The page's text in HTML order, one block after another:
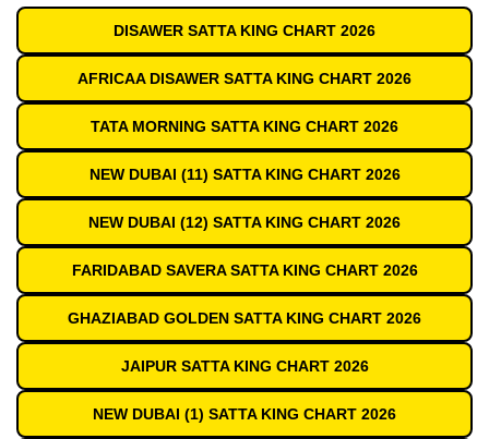
DISAWER SATTA KING CHART 2026
AFRICAA DISAWER SATTA KING CHART 2026
TATA MORNING SATTA KING CHART 2026
NEW DUBAI (11) SATTA KING CHART 2026
NEW DUBAI (12) SATTA KING CHART 2026
FARIDABAD SAVERA SATTA KING CHART 2026
GHAZIABAD GOLDEN SATTA KING CHART 2026
JAIPUR SATTA KING CHART 2026
NEW DUBAI (1) SATTA KING CHART 2026